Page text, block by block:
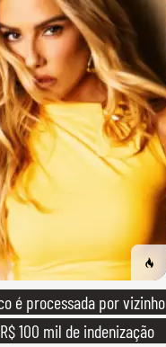
é processada por vizinho
100 mil de indenização